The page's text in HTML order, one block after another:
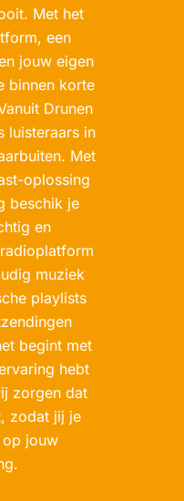
Met het
een
jouw eigen
binnen korte
Drunen
luisteraars in
Met
oplossing
beschik je
en
muziek
playlists
begint met
hebt
zorgen dat
zodat jij je
jouw